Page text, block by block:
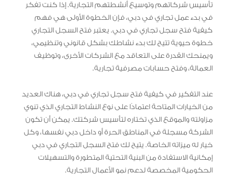
تأسيس شركاتهم وتوسيع أنشطتهم التجارية. إذا كنت تفكر
في بدء عمل تجاري في دبي، فإن الخطوة الأولى هي فهم
كيفية فتح سجل تجاري في دبي. يعتبر فتح السجل التجاري
خطوة حيوية تتيح لك بدء نشاطك بشكل قانوني وتنظيمي،
ويمنحك القدرة على التعاقد مع الشركات الأخرى، وتوظيف
العمالة، وفتح حسابات مصرفية تجارية.
عند التفكير في كيفية فتح سجل تجاري في دبي، هناك العديد
من الخيارات المتاحة اعتمادًا على نوع النشاط التجاري الذي تنوي
مزاولته والموقع الذي تختاره لتأسيس شركتك. يمكن أن تكون
الشركة مسجلة في المناطق الحرة أو داخل دبي نفسها، وكل
خيار له ميزاته الخاصة. يتيح لك فتح السجل التجاري في دبي
إمكانية الاستفادة من البنية التحتية المتطورة والتسهيلات
الحكومية المخصصة لدعم نمو الأعمال التجارية.